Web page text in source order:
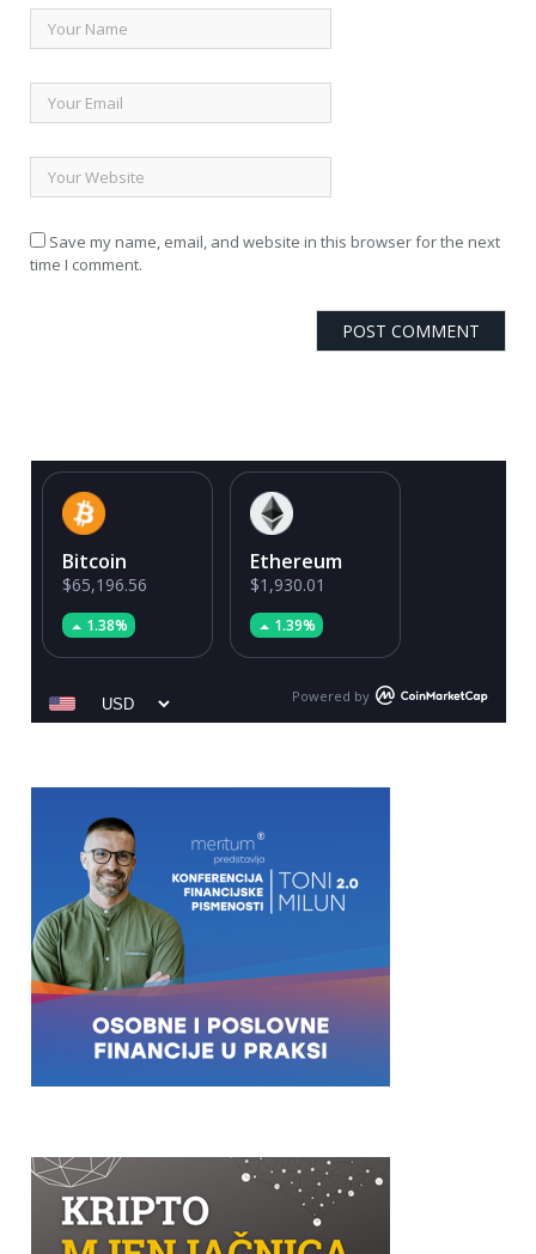
Save my name, email, and website in this browser for the next
time I comment.
Bitcoin
$65,196.56
1.38%
Ethereum
$1,930.01
1.39%
Powered by